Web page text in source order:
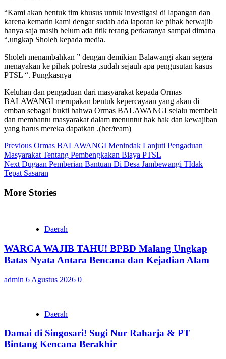
“Kami akan bentuk tim khusus untuk investigasi di lapangan dan
karena kemarin kami dengar sudah ada laporan ke pihak berwajib
hanya saja masih belum ada titik terang perkaranya sampai dimana
“,ungkap Sholeh kepada media.
Sholeh menambahkan ” dengan demikian Balawangi akan segera
menayakan ke pihak polresta ,sudah sejauh apa pengusutan kasus
PTSL “. Pungkasnya
Keluhan dan pengaduan dari masyarakat kepada Ormas
BALAWANGI merupakan bentuk kepercayaan yang akan di
emban sebagai bukti bahwa Ormas BALAWANGI selalu membela
dan membantu masyarakat dalam menuntut hak hak dan kewajiban
yang harus mereka dapatkan .(her/team)
Continue
Reading
Previous Ormas BALAWANGI Menindak Lanjuti Pengaduan
Masyarakat Tentang Pembengkakan Biaya PTSL
Next Dugaan Pemberian Bantuan Di Desa Jambewangi TIdak
Tepat Sasaran
More Stories
Daerah
WARGA WAJIB TAHU! BPBD Malang Ungkap
Batas Nyata Antara Bencana dan Kejadian Alam
admin 6 Agustus 2026 0
Daerah
Damai di Singosari! Sugi Nur Raharja & PT
Bintang Kencana Berakhir